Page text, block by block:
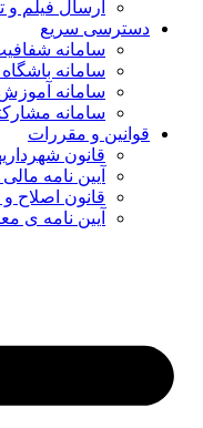
ارسال فیلم
دسترسی سریع
سامانه
سامانه
سامانه
سامانه
قوانین و مقررات
قانون
آیین نامه
قانون اصلاح
آیین نامه ی